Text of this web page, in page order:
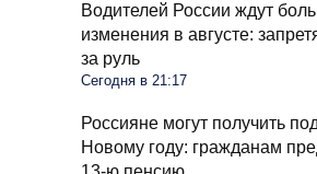
Водителей России ждут
изменения в августе:
за руль
Сегодня в 21:17
Россияне могут получить
Новому году: гражданам